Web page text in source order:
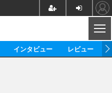
インタビュー レビュー